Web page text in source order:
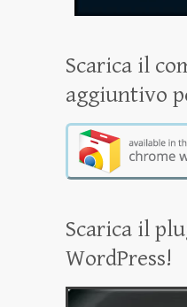
Scarica il
aggiuntivo
Scarica il
WordPress!